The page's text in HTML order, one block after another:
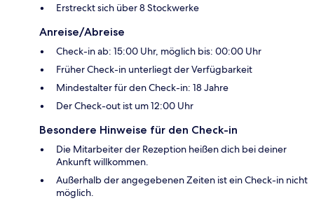
Erstreckt sich über 8 Stockwerke
Anreise/Abreise
Check-in ab: 15:00 Uhr, möglich bis: 00:00 Uhr
Früher Check-in unterliegt der Verfügbarkeit
Mindestalter für den Check-in: 18 Jahre
Der Check-out ist um 12:00 Uhr
Besondere Hinweise für den Check-in
Die Mitarbeiter der Rezeption heißen dich bei deiner
Ankunft willkommen.
Außerhalb der angegebenen Zeiten ist ein Check-in nicht
möglich.